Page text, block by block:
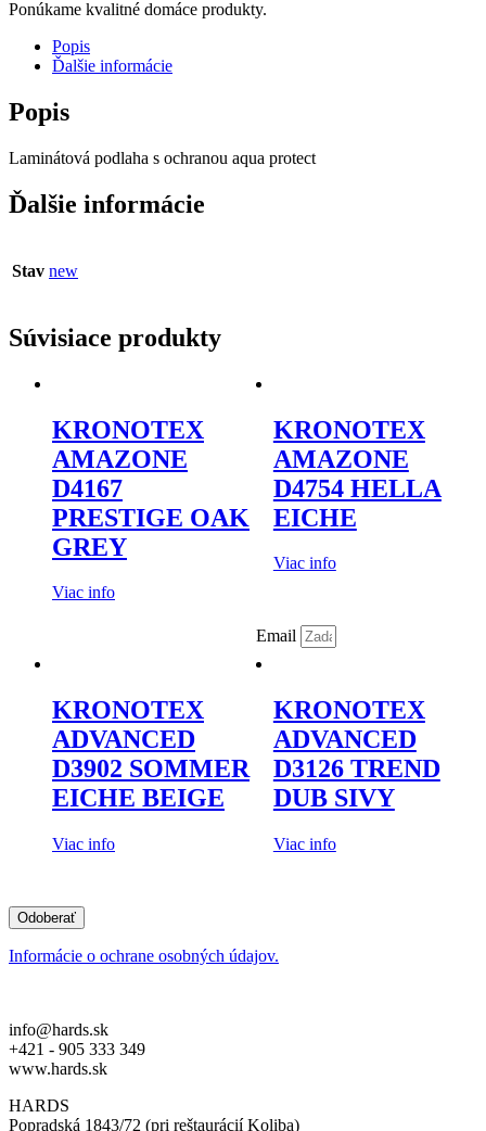
Ponúkame kvalitné domáce produkty.
Popis
Ďalšie informácie
Popis
Laminátová podlaha s ochranou aqua protect
Ďalšie informácie
Stav new
Súvisiace produkty
KRONOTEX
AMAZONE
D4167
PRESTIGE OAK
GREY
Viac info
KRONOTEX
AMAZONE
D4754 HELLA
EICHE
Viac info
KRONOTEX
ADVANCED
D3902 SOMMER
EICHE BEIGE
Viac info
KRONOTEX
ADVANCED
D3126 TREND
DUB SIVY
Viac info
Email
Odoberať
Informácie o ochrane osobných údajov.
info@hards.sk
+421 - 905 333 349
www.hards.sk
HARDS
Popradská 1843/72 (pri reštaurácií Koliba)